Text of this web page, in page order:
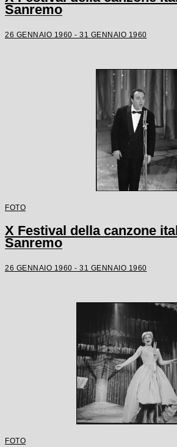
Sanremo
26 GENNAIO 1960 - 31 GENNAIO 1960
FOTO
X Festival della canzone
Sanremo
26 GENNAIO 1960 - 31 GENNAIO 1960
FOTO